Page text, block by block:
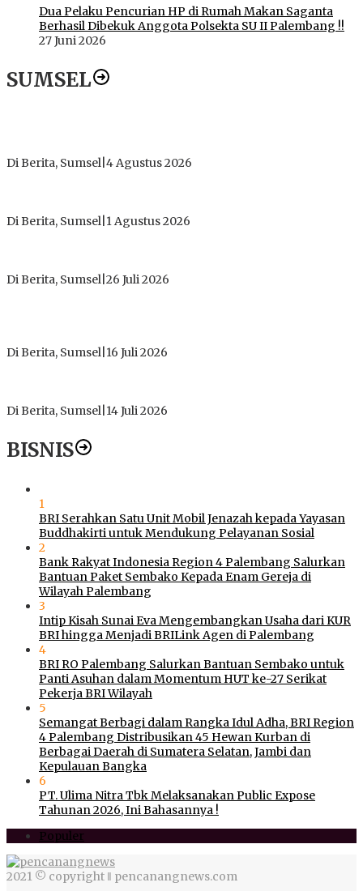
Dua Pelaku Pencurian HP di Rumah Makan Saganta
Berhasil Dibekuk Anggota Polsekta SU II Palembang !!
27 Juni 2026
SUMSEL
Di Berita, Sumsel 4 Agustus 2026
Di Berita, Sumsel 1 Agustus 2026
Di Berita, Sumsel 26 Juli 2026
Di Berita, Sumsel 16 Juli 2026
Di Berita, Sumsel 14 Juli 2026
BISNIS
1
BRI Serahkan Satu Unit Mobil Jenazah kepada Yayasan
Buddhakirti untuk Mendukung Pelayanan Sosial
2
Bank Rakyat Indonesia Region 4 Palembang Salurkan
Bantuan Paket Sembako Kepada Enam Gereja di
Wilayah Palembang
3
Intip Kisah Sunai Eva Mengembangkan Usaha dari KUR
BRI hingga Menjadi BRILink Agen di Palembang
4
BRI RO Palembang Salurkan Bantuan Sembako untuk
Panti Asuhan dalam Momentum HUT ke-27 Serikat
Pekerja BRI Wilayah
5
Semangat Berbagi dalam Rangka Idul Adha, BRI Region
4 Palembang Distribusikan 45 Hewan Kurban di
Berbagai Daerah di Sumatera Selatan, Jambi dan
Kepulauan Bangka
6
PT. Ulima Nitra Tbk Melaksanakan Public Expose
Tahunan 2026, Ini Bahasannya !
Populer
2021 © copyright ‖ pencanangnews.com